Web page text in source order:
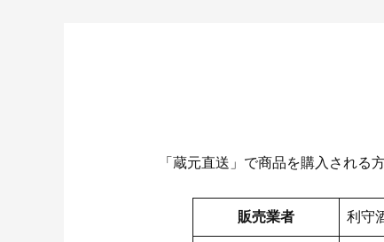
「蔵元直送」で商品を購入される
販売業者 利守